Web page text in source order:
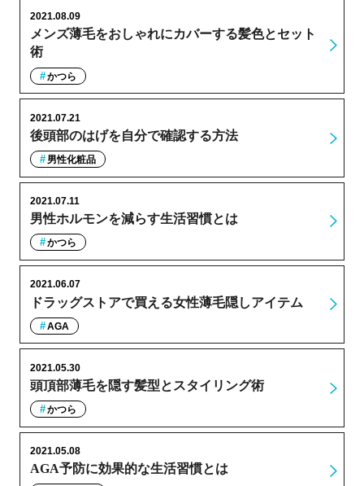
メンズ薄毛をおしゃれにカバーする髪色とセット
術
2021.08.09
かつら
後頭部のはげを自分で確認する方法
2021.07.21
男性化粧品
男性ホルモンを減らす生活習慣とは
2021.07.11
かつら
ドラッグストアで買える女性薄毛隠しアイテム
2021.06.07
AGA
頭頂部薄毛を隠す髪型とスタイリング術
2021.05.30
かつら
AGA予防に効果的な生活習慣とは
2021.05.08